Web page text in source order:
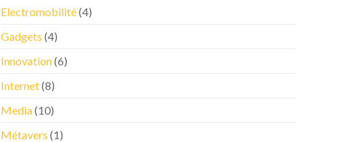
Electromobilité(4)
Gadgets (4)
Innovation(6)
Internet(8)
Media(10)
Métavers (1)